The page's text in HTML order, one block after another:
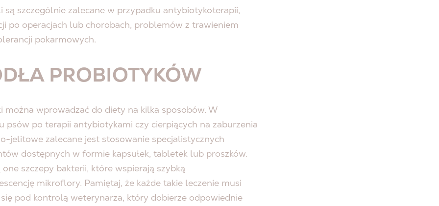
są szczególnie zalecane w przypadku antybiotykoterapii,
po operacjach lub chorobach, problemów z trawieniem
pokarmowych.
PROBIOTYKÓW
można wprowadzać do diety na kilka sposobów. W
psów po terapii antybiotykami czy cierpiących na zaburzenia
jelitowe zalecane jest stosowanie specjalistycznych
dostępnych w formie kapsułek, tabletek lub proszków.
one szczepy bakterii, które wspierają szybką
mikroflory. Pamiętaj, że każde takie leczenie musi
pod kontrolą weterynarza, który dobierze odpowiednie